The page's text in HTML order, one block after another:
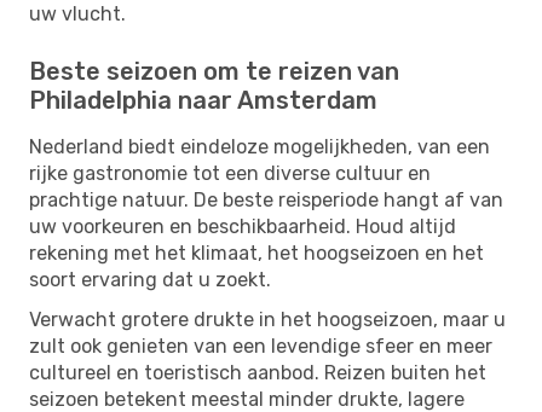
uw vlucht.
Beste seizoen om te reizen van
Philadelphia naar Amsterdam
Nederland biedt eindeloze mogelijkheden, van een
rijke gastronomie tot een diverse cultuur en
prachtige natuur. De beste reisperiode hangt af van
uw voorkeuren en beschikbaarheid. Houd altijd
rekening met het klimaat, het hoogseizoen en het
soort ervaring dat u zoekt.
Verwacht grotere drukte in het hoogseizoen, maar u
zult ook genieten van een levendige sfeer en meer
cultureel en toeristisch aanbod. Reizen buiten het
seizoen betekent meestal minder drukte, lagere